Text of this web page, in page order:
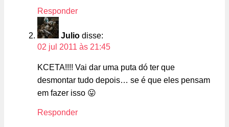
Responder
Julio disse:
02 jul 2011 às 21:45
KCETA!!!! Vai dar uma puta dó ter que
desmontar tudo depois… se é que eles pensam
em fazer isso 😛
Responder